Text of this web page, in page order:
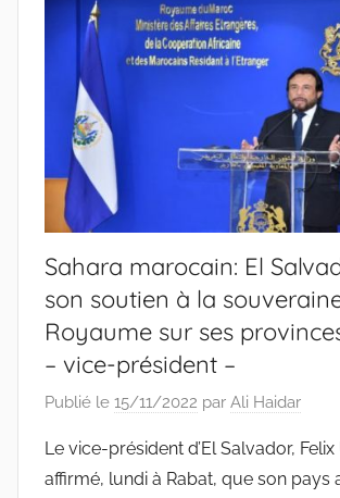
Sahara marocain: El
son soutien à la
Royaume sur ses
– vice-président –
Publié le 15/11/2022 par Ali Haidar
Le vice-président d’El Salvador,
affirmé, lundi à Rabat, que son pays